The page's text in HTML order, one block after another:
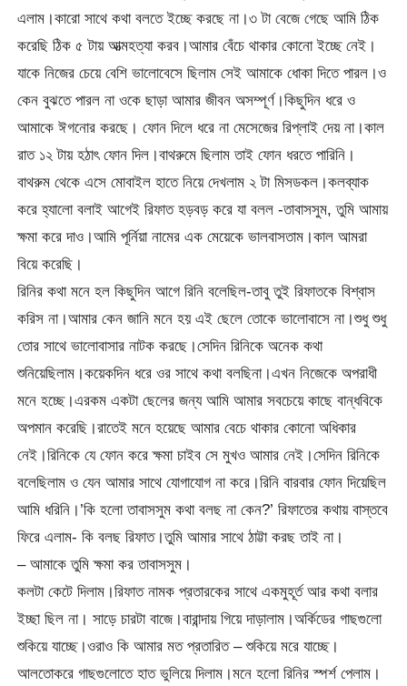
এলাম।কারো সাথে কথা বলতে ইচ্ছে করছে না।৩ টা বেজে গেছে আমি ঠিক
করেছি ঠিক ৫ টায় আত্মহত্যা করব।আমার বেঁচে থাকার কোনো ইচ্ছে নেই।
যাকে নিজের চেয়ে বেশি ভালোবেসে ছিলাম সেই আমাকে ধোকা দিতে পারল।ও
কেন বুঝতে পারল না ওকে ছাড়া আমার জীবন অসম্পূর্ণ।কিছুদিন ধরে ও
আমাকে ঈগনোর করছে। ফোন দিলে ধরে না মেসেজের রিপ্লাই দেয় না।কাল
রাত ১২ টায় হঠাৎ ফোন দিল।বাথরুমে ছিলাম তাই ফোন ধরতে পারিনি।
বাথরুম থেকে এসে মোবাইল হাতে নিয়ে দেখলাম ২ টা মিসডকল।কলব্যাক
করে হ্যালো বলাই আগেই রিফাত হড়বড় করে যা বলল -তাবাসসুম, তুমি আমায়
ক্ষমা করে দাও।আমি পূর্নিয়া নামের এক মেয়েকে ভালবাসতাম।কাল আমরা
বিয়ে করেছি।
রিনির কথা মনে হল কিছুদিন আগে রিনি বলেছিল-তাবু তুই রিফাতকে বিশ্বাস
করিস না।আমার কেন জানি মনে হয় এই ছেলে তোকে ভালোবাসে না।শুধু শুধু
তোর সাথে ভালোবাসার নাটক করছে।সেদিন রিনিকে অনেক কথা
শুনিয়েছিলাম।কয়েকদিন ধরে ওর সাথে কথা বলছিনা।এখন নিজেকে অপরাধী
মনে হচ্ছে।এরকম একটা ছেলের জন্য আমি আমার সবচেয়ে কাছে বান্ধবিকে
অপমান করেছি।রাতেই মনে হয়েছে আমার বেচে থাকার কোনো অধিকার
নেই।রিনিকে যে ফোন করে ক্ষমা চাইব সে মুখও আমার নেই।সেদিন রিনিকে
বলেছিলাম ও যেন আমার সাথে যোগাযোগ না করে।রিনি বারবার ফোন দিয়েছিল
আমি ধরিনি।’কি হলো তাবাসসুম কথা বলছ না কেন?’ রিফাতের কথায় বাস্তবে
ফিরে এলাম- কি বলছ রিফাত।তুমি আমার সাথে ঠাট্টা করছ তাই না।
– আমাকে তুমি ক্ষমা কর তাবাসসুম।
কলটা কেটে দিলাম।রিফাত নামক প্রতারকের সাথে একমুহূর্ত আর কথা বলার
ইচ্ছা ছিল না। সাড়ে চারটা বাজে।বারান্দায় গিয়ে দাড়ালাম।অর্কিডের গাছগুলো
শুকিয়ে যাচ্ছে।ওরাও কি আমার মত প্রতারিত – শুকিয়ে মরে যাচ্ছে।
আলতোকরে গাছগুলোতে হাত ভুলিয়ে দিলাম।মনে হলো রিনির স্পর্শ পেলাম।